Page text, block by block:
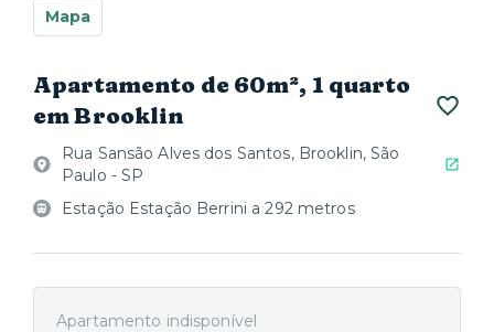
Mapa
Apartamento de 60m², 1 quarto
em Brooklin
Rua Sansão Alves dos Santos, Brooklin, São
Paulo - SP
Estação Estação Berrini a 292 metros
Apartamento indisponível